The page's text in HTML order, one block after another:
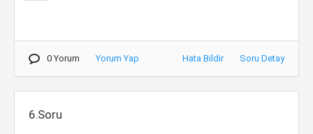
0 Yorum Yorum Yap Hata Bildir Soru Detay
6.Soru